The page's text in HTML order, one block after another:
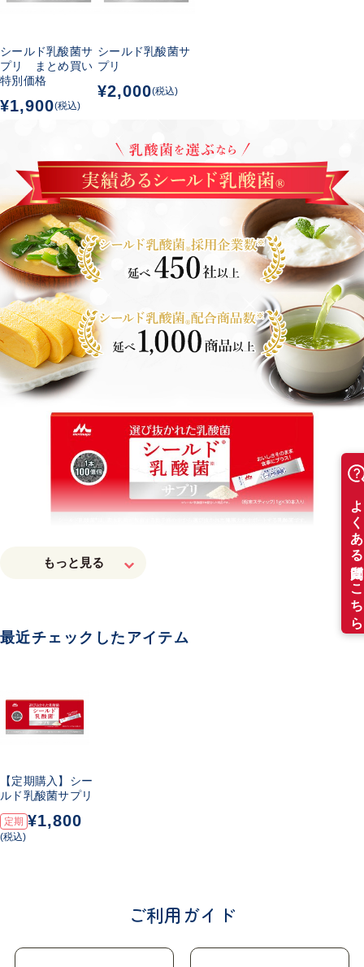
シールド乳酸菌サ
プリ まとめ買い
特別価格
¥1,900(税込)
シールド乳酸菌サ
プリ
¥2,000(税込)
最近チェックしたアイテム
【定期購入】シー
ルド乳酸菌サプリ
定期 ¥1,800
(税込)
ご利用ガイド